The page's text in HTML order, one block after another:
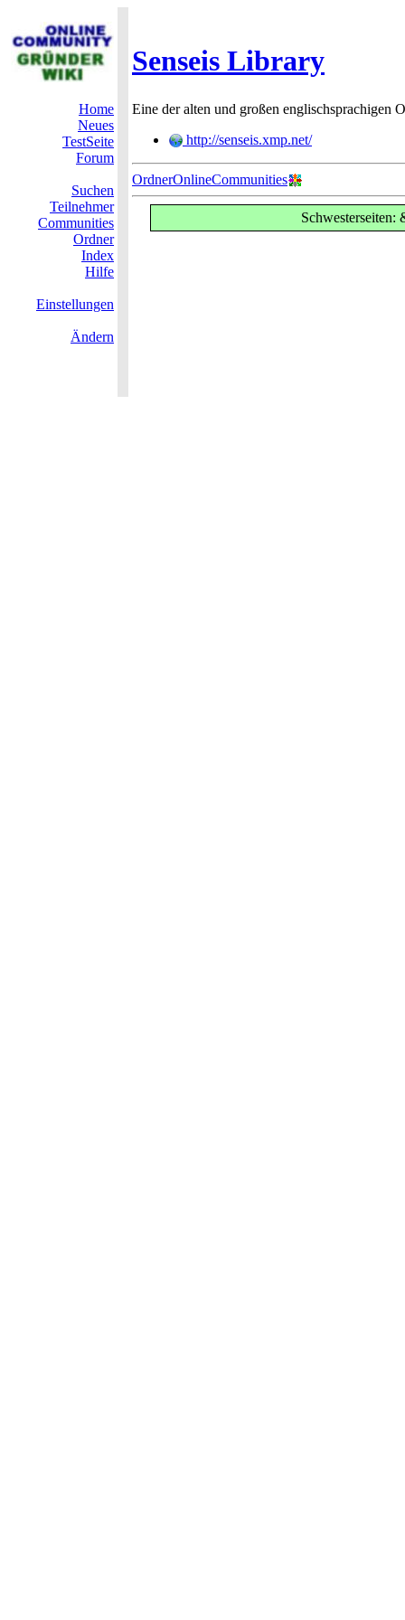
Senseis Library
Home
Neues
TestSeite
Forum
Suchen
Teilnehmer
Communities
Ordner
Index
Hilfe
Einstellungen
Ändern
Eine der alten und großen englischsprachigen
http://senseis.xmp.net/
OrdnerOnlineCommunities
Schwesterseiten: